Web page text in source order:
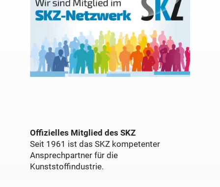
Offizielles Mitglied des SKZ
Seit 1961 ist das SKZ kompetenter
Ansprechpartner für die
Kunststoffindustrie.